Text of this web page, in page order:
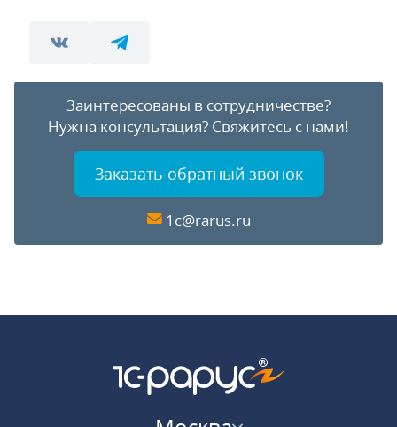
Заинтересованы в сотрудничестве?
Нужна консультация? Свяжитесь с нами!
Заказать обратный звонок
1c@rarus.ru